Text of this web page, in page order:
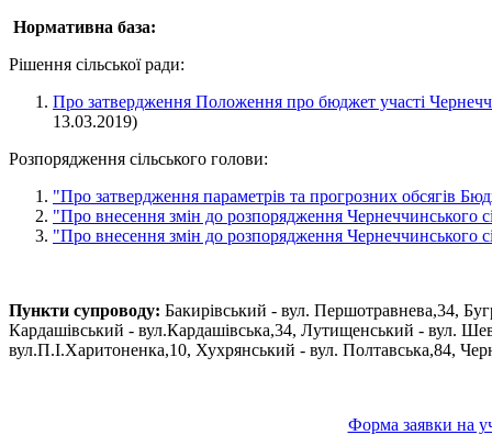
Нормативна база:
Рішення сільської ради:
Про затвердження Положення про бюджет участі
13.03.2019)
Розпорядження сільського голови:
"Про затвердження параметрів та прогрозних обсягів
"Про внесення змiн до розпорядження
"Про внесення змiн до розпорядження
Пункти супроводу: Бакирівський - вул. Першотравнева,34,
Кардашівський - вул.Кардашівська,34, Лутищенський - вул.
вул.П.І.Харитоненка,10, Хухрянський - вул. Полтавська,84,
Форма заявки на